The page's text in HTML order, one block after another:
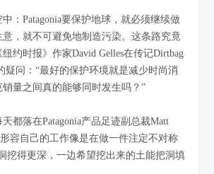
：Patagonia要保护地球，就必须继续做
，就不可避免地制造污染。这条路究竟
约时报》作家David Gelles在传记Dirtbag
疑问：“最好的保护环境就是减少时尚消
量之间真的能够同时发生吗？”
都落在Patagonia产品足迹副总裁Matt
容自己的工作像是在做一件注定不对称
得更深，一边希望挖出来的土能把洞填